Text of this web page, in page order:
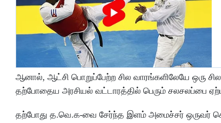
ஆனால், ஆட்சி பொறுப்பேற்ற சில வாரங்களிலேயே ஒரு
தற்போதைய அரசியல் வட்டாரத்தில் பெரும் சலசலப்பை
தற்போது த.வெ.க-வை சேர்ந்த இளம் அமைச்சர் ஒருவர்